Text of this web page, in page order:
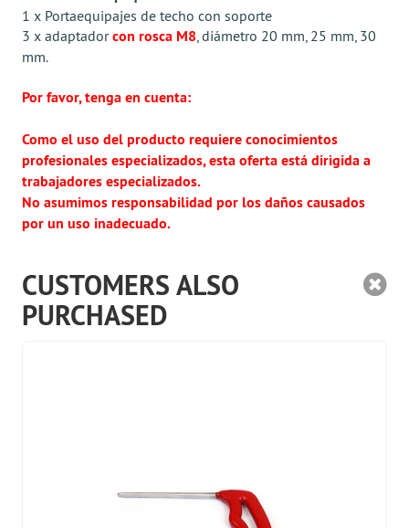
1 x Portaequipajes de techo con soporte
3 x adaptadorcon rosca M8, diámetro 20 mm, 25 mm, 30
mm.
Por favor, tenga en cuenta:
Como el uso del producto requiere conocimientos
profesionales especializados, esta oferta está dirigida a
trabajadores especializados.
No asumimos responsabilidad por los daños causados
por un uso inadecuado.
CUSTOMERS ALSO
PURCHASED